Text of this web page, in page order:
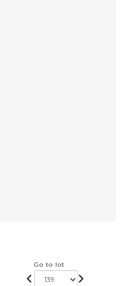
Go to lot